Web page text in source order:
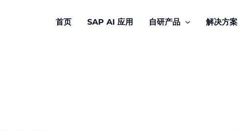
首页 SAP AI 应用 自研产品 解决方案